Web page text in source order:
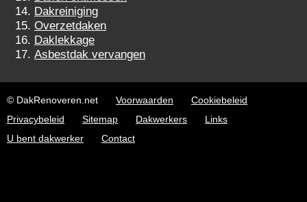
Dakreiniging
Overzetdaken
Daklekkage
Asbestdak vervangen
© DakRenoveren.net Voorwaarden
Cookiebeleid
Privacybeleid
Sitemap Dakwerkers
Links
U bent dakwerker
Contact